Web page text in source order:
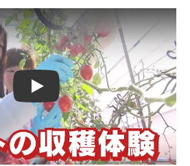
Play